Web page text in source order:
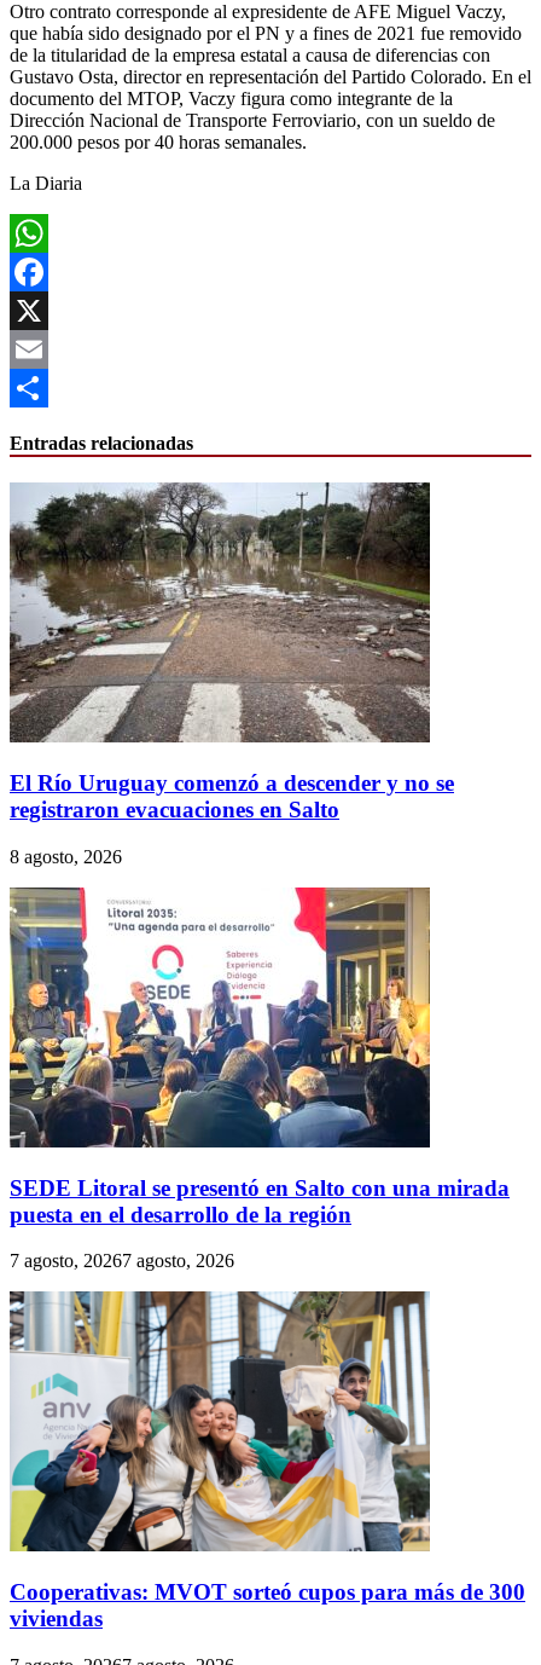
Otro contrato corresponde al expresidente de AFE Miguel Vaczy,
que había sido designado por el PN y a fines de 2021 fue removido
de la titularidad de la empresa estatal a causa de diferencias con
Gustavo Osta, director en representación del Partido Colorado. En el
documento del MTOP, Vaczy figura como integrante de la
Dirección Nacional de Transporte Ferroviario, con un sueldo de
200.000 pesos por 40 horas semanales.
La Diaria
WhatsApp
Facebook
X
Email
Entradas relacionadas
El Río Uruguay comenzó a descender y no se
registraron evacuaciones en Salto
8 agosto, 2026
SEDE Litoral se presentó en Salto con una mirada
puesta en el desarrollo de la región
7 agosto, 20267 agosto, 2026
Cooperativas: MVOT sorteó cupos para más de 300
viviendas